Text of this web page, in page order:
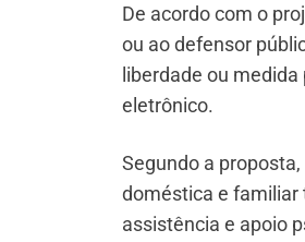
De acordo com o
ou ao defensor
liberdade ou
eletrônico.
Segundo a
doméstica e familiar
assistência e apoio